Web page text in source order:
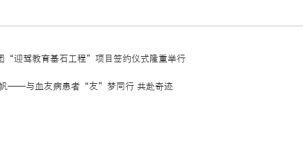
“迎驾教育基石工程”项目签约仪式隆重举行
——与血友病患者“友”梦同行 共赴奇迹